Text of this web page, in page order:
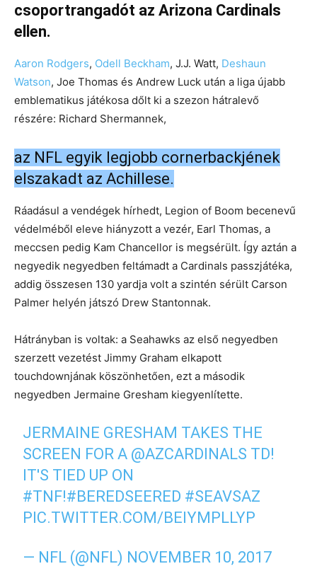
csoportrangadót az Arizona Cardinals
ellen.
Aaron Rodgers, Odell Beckham, J.J. Watt, Deshaun
Watson, Joe Thomas és Andrew Luck után a liga újabb
emblematikus játékosa dőlt ki a szezon hátralevő
részére: Richard Shermannek,
az NFL egyik legjobb cornerbackjének
elszakadt az Achillese.
Ráadásul a vendégek hírhedt, Legion of Boom becenevű
védelméből eleve hiányzott a vezér, Earl Thomas, a
meccsen pedig Kam Chancellor is megsérült. Így aztán a
negyedik negyedben feltámadt a Cardinals passzjátéka,
addig összesen 130 yardja volt a szintén sérült Carson
Palmer helyén játszó Drew Stantonnak.
Hátrányban is voltak: a Seahawks az első negyedben
szerzett vezetést Jimmy Graham elkapott
touchdownjának köszönhetően, ezt a második
negyedben Jermaine Gresham kiegyenlítette.
JERMAINE GRESHAM TAKES THE
SCREEN FOR A @AZCARDINALS TD!
IT'S TIED UP ON
#TNF!#BEREDSEERED #SEAVSAZ
PIC.TWITTER.COM/BEIYMPLLYP
— NFL (@NFL) NOVEMBER 10, 2017